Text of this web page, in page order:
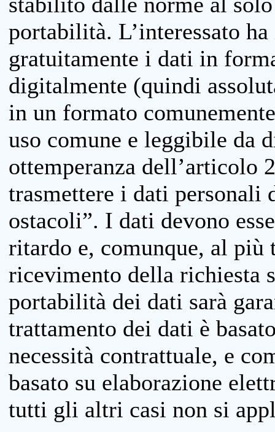
portabilità. L’interessato
gratuitamente i dati in
digitalmente (quindi
in un formato
uso comune e leggibile da
ottemperanza dell’articolo
trasmettere i dati personali
ostacoli”. I dati devono
ritardo e, comunque, al più
ricevimento della richiesta
portabilità dei dati sarà
trattamento dei dati è
necessità contrattuale, e
basato su elaborazione
tutti gli altri casi non si